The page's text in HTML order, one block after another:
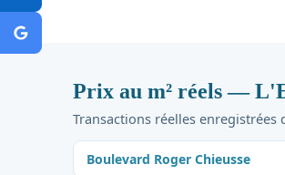
Prix au m² réels —
Transactions réelles enregistrées
Boulevard Roger Chieusse